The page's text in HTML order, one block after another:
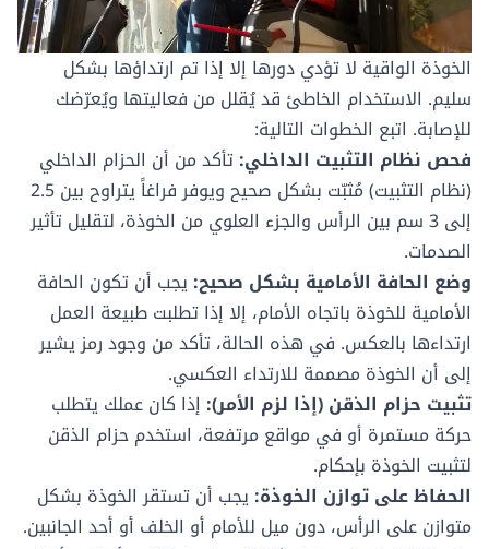
الخوذة الواقية لا تؤدي دورها إلا إذا تم ارتداؤها بشكل
سليم. الاستخدام الخاطئ قد يُقلل من فعاليتها ويُعرّضك
للإصابة. اتبع الخطوات التالية:
فحص نظام التثبيت الداخلي:تأكد من أن الحزام الداخلي
(نظام التثبيت) مُثبّت بشكل صحيح ويوفر فراغاً يتراوح بين 2.5
إلى 3 سم بين الرأس والجزء العلوي من الخوذة، لتقليل تأثير
الصدمات.
وضع الحافة الأمامية بشكل صحيح:يجب أن تكون الحافة
الأمامية للخوذة باتجاه الأمام، إلا إذا تطلبت طبيعة العمل
ارتداءها بالعكس. في هذه الحالة، تأكد من وجود رمز يشير
إلى أن الخوذة مصممة للارتداء العكسي.
تثبيت حزام الذقن (إذا لزم الأمر): إذا كان عملك يتطلب
حركة مستمرة أو في مواقع مرتفعة، استخدم حزام الذقن
لتثبيت الخوذة بإحكام.
الحفاظ على توازن الخوذة:يجب أن تستقر الخوذة بشكل
متوازن على الرأس، دون ميل للأمام أو الخلف أو أحد الجانبين.